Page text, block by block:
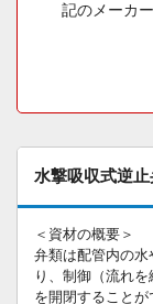
記のメーカ
水撃吸収式逆
＜資材の概要＞
弁類は配管内の
り、制御（流れを
を開閉することが